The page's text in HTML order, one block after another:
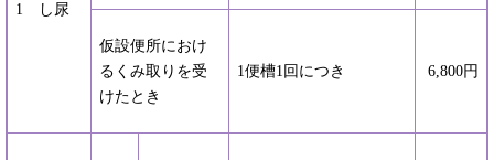
1 し尿
仮設便所におけ
るくみ取りを受
けたとき
1便槽1回につき 6,800円